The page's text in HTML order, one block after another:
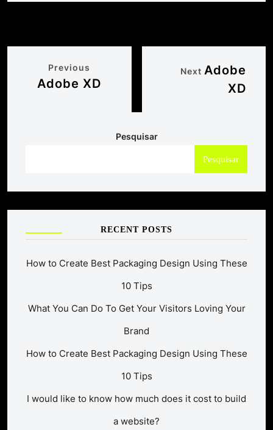
Previous
Adobe XD
Next Adobe
XD
Pesquisar
Pesquisar
RECENT POSTS
How to Create Best Packaging Design Using These
10 Tips
What You Can Do To Get Your Visitors Loving Your
Brand
How to Create Best Packaging Design Using These
10 Tips
I would like to know how much does it cost to build
a website?